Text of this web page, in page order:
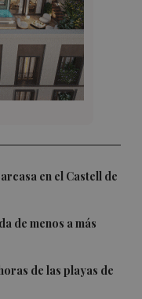
en el Castell de
de menos a más
de las playas de